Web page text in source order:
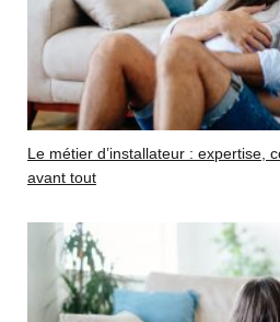
Le métier d’installateur : expertise,
avant tout